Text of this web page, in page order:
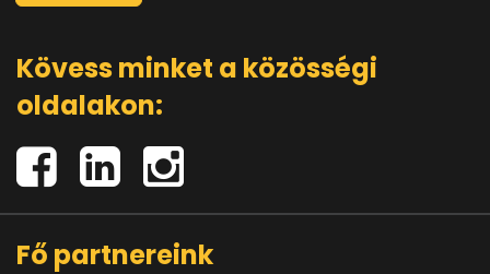
Kövess minket a közösségi
oldalakon:
Fő partnereink